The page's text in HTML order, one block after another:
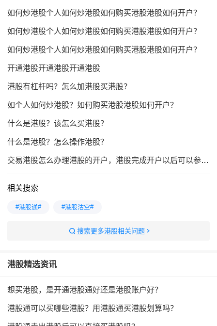
如何炒港股个人如何炒港股如何购买港股港股如何开户？
如何炒港股个人如何炒港股如何购买港股港股如何开户？
如何炒港股个人如何炒港股如何购买港股港股如何开户？
开通港股开通港股开通港股
港股有杠杆吗？怎么加港股买港股？
如个人如何炒港股？如何购买港股港股如何开户？
什么是港股？该怎么买港股？
什么是港股？怎么操作港股？
交易港股怎么办理港股的开户，港股完成开户以后可以参与港股的打新吗？
相关搜索
#港股通# #港股沽空#
搜索更多港股相关问题
港股精选资讯
想买港股，是开通港股通好还是港股账户好？
港股通可以买哪些港股？用港股通买港股划算吗？